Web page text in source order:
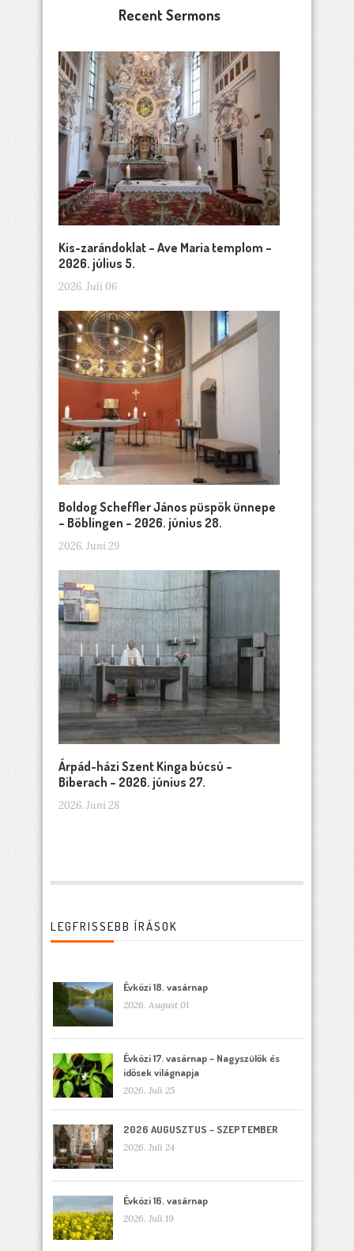
Recent Sermons
Kis-zarándoklat – Ave Maria templom –
2026. július 5.
2026. Juli 06
Boldog Scheffler János püspök ünnepe
– Böblingen – 2026. június 28.
2026. Juni 29
Árpád-házi Szent Kinga búcsú –
Biberach – 2026. június 27.
2026. Juni 28
LEGFRISSEBB ÍRÁSOK
Évközi 18. vasárnap
2026. August 01
Évközi 17. vasárnap – Nagyszülők és
idősek világnapja
2026. Juli 25
2026 AUGUSZTUS – SZEPTEMBER
2026. Juli 24
Évközi 16. vasárnap
2026. Juli 19